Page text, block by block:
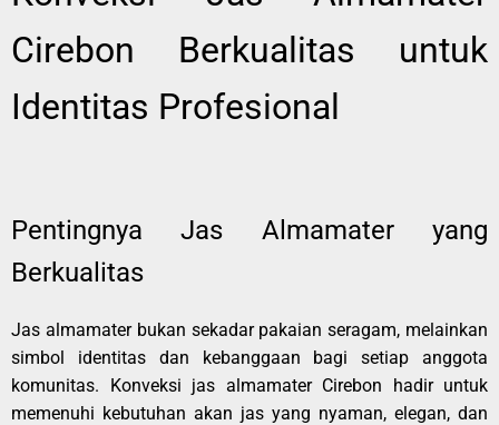
Cirebon Berkualitas untuk
Identitas Profesional
Pentingnya Jas Almamater yang
Berkualitas
Jas almamater bukan sekadar pakaian seragam, melainkan
simbol identitas dan kebanggaan bagi setiap anggota
komunitas. Konveksi jas almamater Cirebon hadir untuk
memenuhi kebutuhan akan jas yang nyaman, elegan, dan